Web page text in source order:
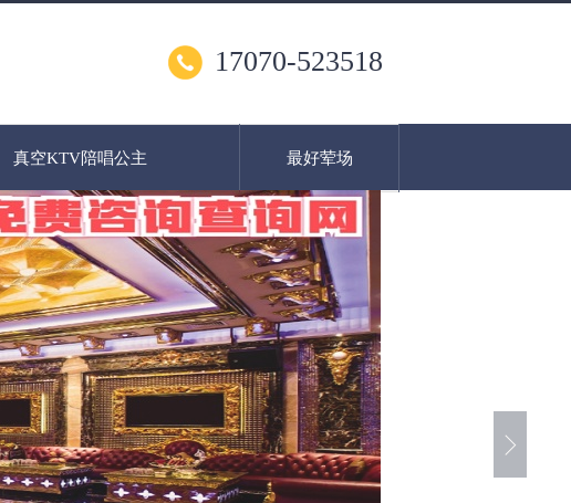
17070-523518
真空KTV陪唱公主 最好荤场